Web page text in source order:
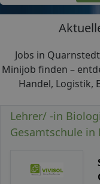
Jobs in
Minijob finden –
Handel, Logistik,
Lehrer/ -in
Gesamtschule in